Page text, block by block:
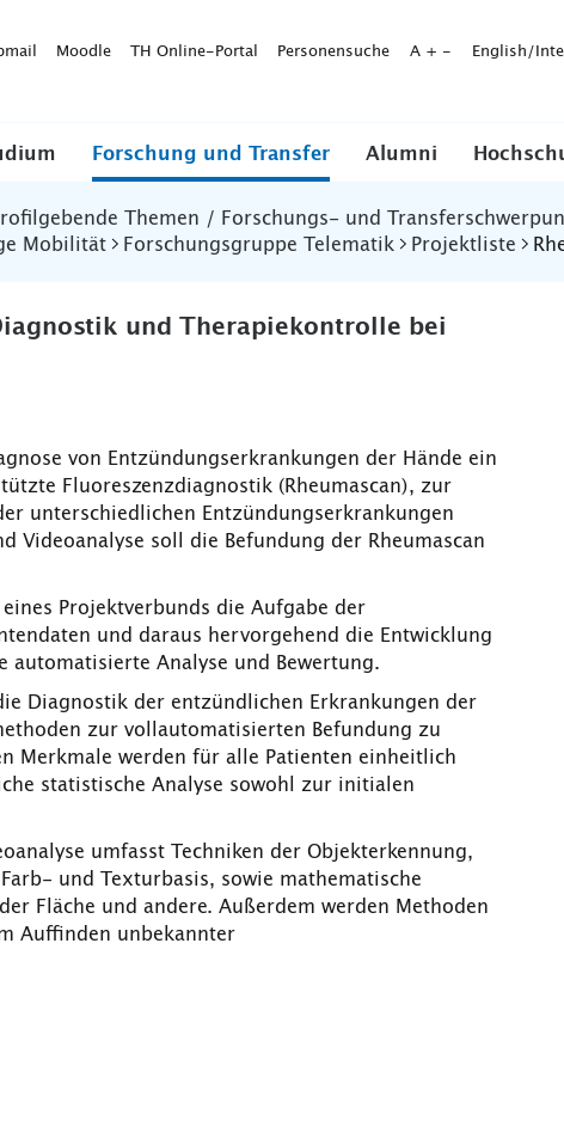
Moodle TH Online-Portal Personensuche A + - English/
Forschung und Transfer Alumni
Themen / Forschungs- und
Mobilität
Forschungsgruppe Telematik Projektliste
und Therapiekontrolle bei
von Entzündungserkrankungen der Hände ein
Fluoreszenzdiagnostik (Rheumascan), zur
unterschiedlichen Entzündungserkrankungen
soll die Befundung der Rheumascan
Projektverbunds die Aufgabe der
und daraus hervorgehend die Entwicklung
Analyse und Bewertung.
Diagnostik der entzündlichen Erkrankungen der
zur vollautomatisierten Befundung zu
Merkmale werden für alle Patienten einheitlich
statistische Analyse sowohl zur initialen
umfasst Techniken der Objekterkennung,
und Texturbasis, sowie mathematische
Fläche und andere. Außerdem werden Methoden
Auffinden unbekannter